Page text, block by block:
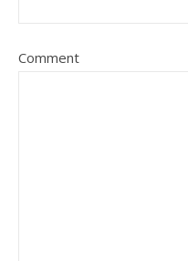
Comment